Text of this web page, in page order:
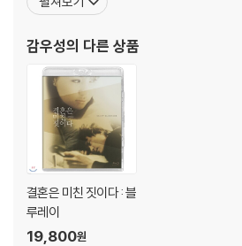
를 마른 천으로 닦으시거나, DVD 클리너 등
해결됩니다.
생이 불가능한 경우가 있습니다. 독립형 전용
며, ODD 사용으로 인한 재생 불량의 경우 교
생할 수 있음을 알려드립니다.
※ 디스크 외관 불량
디스크에 미세한 잔 흠집이 남아있거나 인쇄
있으며, 상품의 불량이 아닙니다. 단, 재생에
로 인한 반품/교환이 가능합니다.
인 중위 간큰가족(2005)|김명석 왕의 남
배우 쏜다(2006)|박만수 내사
감우성의 다른 상품
결혼은 미친 짓이다 : 블
루레이
19,800원